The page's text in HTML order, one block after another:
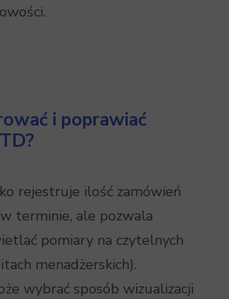
i poprawiać
rejestruje ilość zamówień
terminie, ale pozwala
pomiary na czytelnych
menadżerskich).
wybrać sposób wizualizacji